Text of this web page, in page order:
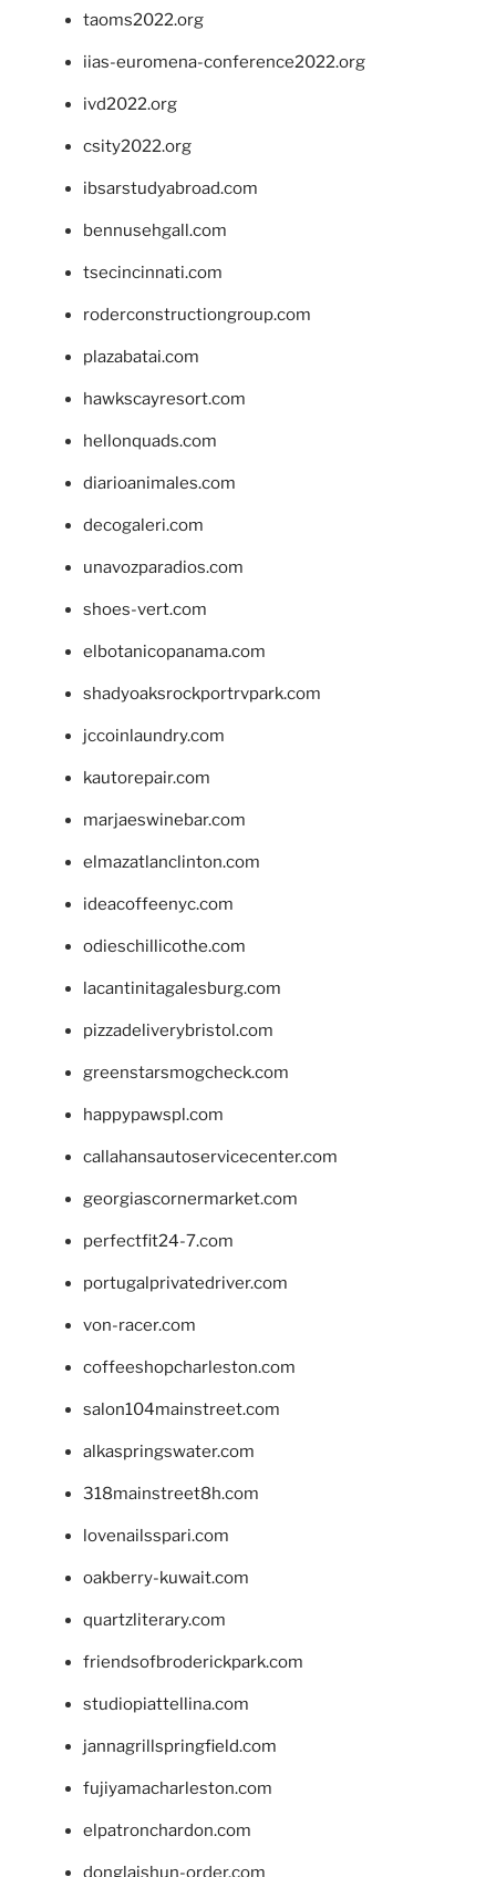
taoms2022.org
iias-euromena-conference2022.org
ivd2022.org
csity2022.org
ibsarstudyabroad.com
bennusehgall.com
tsecincinnati.com
roderconstructiongroup.com
plazabatai.com
hawkscayresort.com
hellonquads.com
diarioanimales.com
decogaleri.com
unavozparadios.com
shoes-vert.com
elbotanicopanama.com
shadyoaksrockportrvpark.com
jccoinlaundry.com
kautorepair.com
marjaeswinebar.com
elmazatlanclinton.com
ideacoffeenyc.com
odieschillicothe.com
lacantinitagalesburg.com
pizzadeliverybristol.com
greenstarsmogcheck.com
happypawspl.com
callahansautoservicecenter.com
georgiascornermarket.com
perfectfit24-7.com
portugalprivatedriver.com
von-racer.com
coffeeshopcharleston.com
salon104mainstreet.com
alkaspringswater.com
318mainstreet8h.com
lovenailsspari.com
oakberry-kuwait.com
quartzliterary.com
friendsofbroderickpark.com
studiopiattellina.com
jannagrillspringfield.com
fujiyamacharleston.com
elpatronchardon.com
donglaishun-order.com